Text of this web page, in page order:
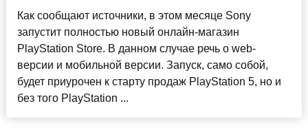
Как сообщают источники, в этом месяце Sony
запустит полностью новый онлайн-магазин
PlayStation Store. В данном случае речь о web-
версии и мобильной версии. Запуск, само собой,
будет приурочен к старту продаж PlayStation 5, но и
без того PlayStation ...